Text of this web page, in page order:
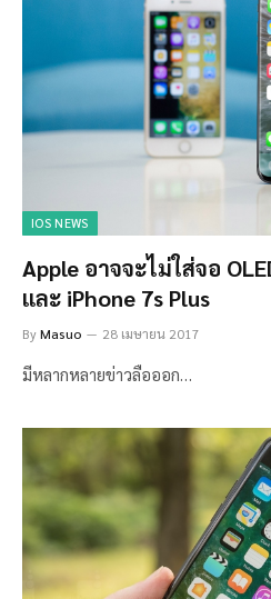
IOS NEWS
Apple อาจจะไม่ใส่จอ
และ iPhone 7s Plus
ByMasuo 28 เมษายน 2017
มีหลากหลายข่าวลือออก…